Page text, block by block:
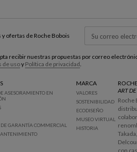
ofertas de Roche Bobois
recibir nuestras propuestas por correo
de usoy Política de privacidad
ASESORAMIENTO EN
DE GARANTÍA COMMERCIAL
MARCA
VALORES
SOSTENIBILIDAD
ECODISEÑO
MUSEO VIRTUAL
HISTORIA
ART
Roche
con